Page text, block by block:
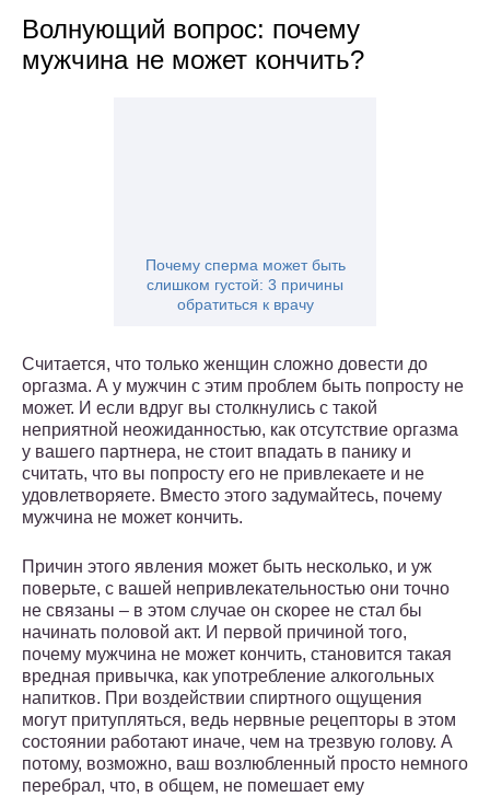
Волнующий вопрос: почему
мужчина не может кончить?
Почему сперма может быть
слишком густой: 3 причины
обратиться к врачу
Считается, что только женщин сложно довести до
оргазма. А у мужчин с этим проблем быть попросту не
может. И если вдруг вы столкнулись с такой
неприятной неожиданностью, как отсутствие оргазма
у вашего партнера, не стоит впадать в панику и
считать, что вы попросту его не привлекаете и не
удовлетворяете. Вместо этого задумайтесь, почему
мужчина не может кончить.
Причин этого явления может быть несколько, и уж
поверьте, с вашей непривлекательностью они точно
не связаны – в этом случае он скорее не стал бы
начинать половой акт. И первой причиной того,
почему мужчина не может кончить, становится такая
вредная привычка, как употребление алкогольных
напитков. При воздействии спиртного ощущения
могут притупляться, ведь нервные рецепторы в этом
состоянии работают иначе, чем на трезвую голову. А
потому, возможно, ваш возлюбленный просто немного
перебрал, что, в общем, не помешает ему